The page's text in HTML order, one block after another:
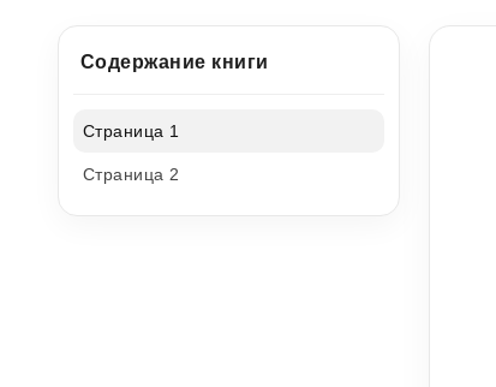
Содержание книги
Страница 1
Страница 2